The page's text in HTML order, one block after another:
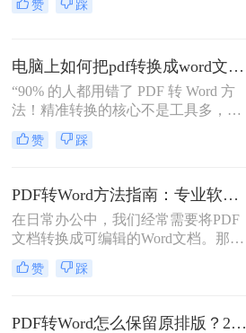
一段做笔记；或者自己扫描的纸质文
者，“pdf怎么转换成word”绝对是高频
刚需。
赞 踩
电脑上如何把pdf转换成word文档？这3个高效精准的方法，让你办公效能翻倍！
“90% 的人都用错了 PDF 转 Word 方
法！精准转换的核心不是工具多，而
是选对适配场景”职场中，“PDF 转
Word” 是高频刚需 —— 项目报告需提
论文需调整格式，稍有不慎就会出现
排版错乱、文字丢失、表格变形等问
题。
赞 踩
PDF转Word方法指南：专业软件、在线工具、Word内置与改后缀名4种方案对比！
在日常办公中，我们经常需要将PDF
文档转换成可编辑的Word文档。那么
如何将pdf转换成word呢？本文将介绍
几种常用的PDF转Word的方法，助您
赞 踩
PDF转Word怎么保留原排版？2种方法对比：Adobe Acrobat DC与专业转换软件实测